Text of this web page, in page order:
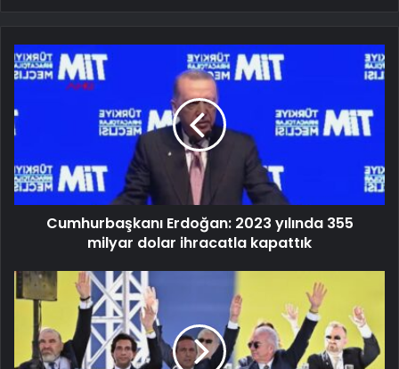
Cumhurbaşkanı Erdoğan: 2023 yılında 355
milyar dolar ihracatla kapattık